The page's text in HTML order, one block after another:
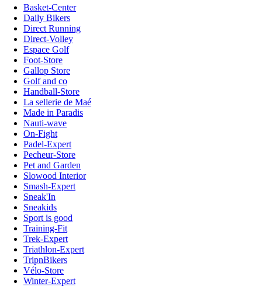
Basket-Center
Daily Bikers
Direct Running
Direct-Volley
Espace Golf
Foot-Store
Gallop Store
Golf and co
Handball-Store
La sellerie de Maé
Made in Paradis
Nauti-wave
On-Fight
Padel-Expert
Pecheur-Store
Pet and Garden
Slowood Interior
Smash-Expert
Sneak'In
Sneakids
Sport is good
Training-Fit
Trek-Expert
Triathlon-Expert
TripnBikers
Vélo-Store
Winter-Expert